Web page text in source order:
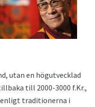
utan en högutvecklad
till 2000-3000 f.Kr.,
enligt traditionerna i